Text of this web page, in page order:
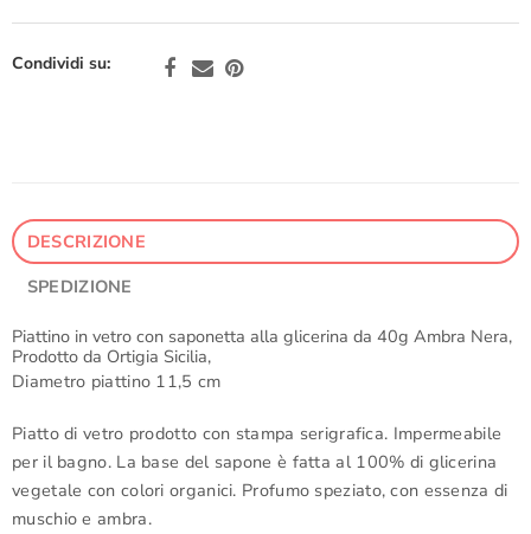
Condividi su:
DESCRIZIONE
SPEDIZIONE
Piattino in vetro con saponetta alla glicerina da 40g Ambra Nera,
Prodotto da Ortigia Sicilia,
Diametro piattino 11,5 cm
Piatto di vetro prodotto con stampa serigrafica. Impermeabile
per il bagno. La base del sapone è fatta al 100% di glicerina
vegetale con colori organici. Profumo speziato, con essenza di
muschio e ambra.